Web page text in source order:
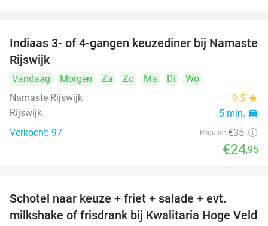
29%
Indiaas 3- of 4-gangen keuzediner bij Namaste
Rijswijk
Vandaag Morgen Za Zo Ma Di
Wo
Namaste Rijswijk
9.5 star
Rijswijk 5 min. directions_car
Verkocht: 97 Regulier €35
€24,95
Schotel naar keuze + friet + salade + evt.
milkshake of frisdrank bij Kwalitaria Hoge Veld